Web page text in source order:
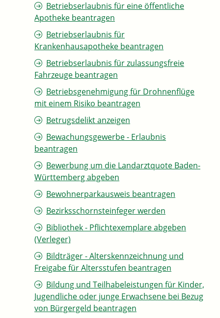
Betriebserlaubnis für eine öffentliche
Apotheke beantragen
Betriebserlaubnis für
Krankenhausapotheke beantragen
Betriebserlaubnis für zulassungsfreie
Fahrzeuge beantragen
Betriebsgenehmigung für Drohnenflüge
mit einem Risiko beantragen
Betrugsdelikt anzeigen
Bewachungsgewerbe - Erlaubnis
beantragen
Bewerbung um die Landarztquote Baden-
Württemberg abgeben
Bewohnerparkausweis beantragen
Bezirksschornsteinfeger werden
Bibliothek - Pflichtexemplare abgeben
(Verleger)
Bildträger - Alterskennzeichnung und
Freigabe für Altersstufen beantragen
Bildung und Teilhabeleistungen für Kinder,
Jugendliche oder junge Erwachsene bei Bezug
von Bürgergeld beantragen